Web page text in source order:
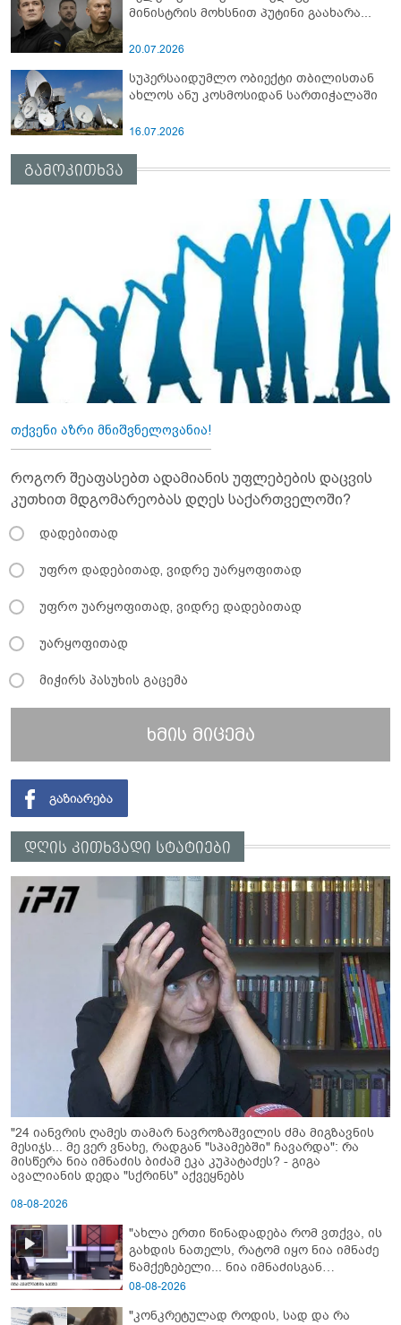
მინისტრის მოხსნით პუტინი გაახარა...
20.07.2026
სუპერსაიდუმლო ობიექტი თბილისთან
ახლოს ანუ კოსმოსიდან სართიჭალაში
16.07.2026
გამოკითხვა
თქვენი აზრი მნიშვნელოვანია!
როგორ შეაფასებთ ადამიანის უფლებების დაცვის
კუთხით მდგომარეობას დღეს საქართველოში?
დადებითად
უფრო დადებითად, ვიდრე უარყოფითად
უფრო უარყოფითად, ვიდრე დადებითად
უარყოფითად
მიჭირს პასუხის გაცემა
ხმის მიცემა
დღის კითხვადი სტატიები
"24 იანვრის ღამეს თამარ ნავროზაშვილის ძმა მიგზავნის
მესიჯს... მე ვერ ვნახე, რადგან "სპამებში" ჩავარდა": რა
მისწერა ნია იმნაძის ბიძამ ეკა კუპატაძეს? - გიგა
ავალიანის დედა "სქრინს" აქვეყნებს
08-08-2026
"ახლა ერთი წინადადება რომ ვთქვა, ის
გახდის ნათელს, რატომ იყო ნია იმნაძე
წამქეზებელი... ნია იმნაძისგან
გამოსული ინფორმაციაა ეს" - რას
08-08-2026
"კონკრეტულად როდის, სად და რა